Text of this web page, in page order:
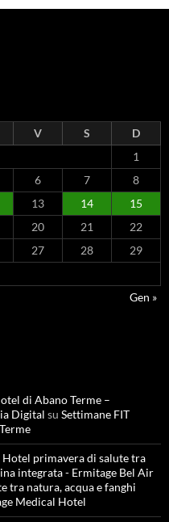
V S
D
1
6 7
8
13 14
15
20 21
22
27 28
29
Gen »
di Abano Terme –
Digital su Settimane FIT
Hotel primavera di salute tra
integrata - Ermitage Bel Air
tra natura, acqua e fanghi
Medical Hotel